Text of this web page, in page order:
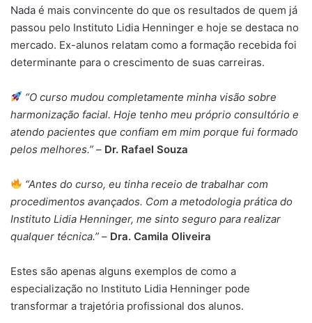
Nada é mais convincente do que os resultados de quem já
passou pelo Instituto Lidia Henninger e hoje se destaca no
mercado. Ex-alunos relatam como a formação recebida foi
determinante para o crescimento de suas carreiras.
“O curso mudou completamente minha visão sobre
harmonização facial. Hoje tenho meu próprio consultório e
atendo pacientes que confiam em mim porque fui formado
pelos melhores.” – Dr. Rafael Souza
“Antes do curso, eu tinha receio de trabalhar com
procedimentos avançados. Com a metodologia prática do
Instituto Lidia Henninger, me sinto seguro para realizar
qualquer técnica.” – Dra. Camila Oliveira
Estes são apenas alguns exemplos de como a
especialização no Instituto Lidia Henninger pode
transformar a trajetória profissional dos alunos.